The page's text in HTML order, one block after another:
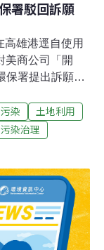
署駁回訴願
雄港逕自使用
美商公司「開
保署提出訴願遭
染
土地利用
污染治理